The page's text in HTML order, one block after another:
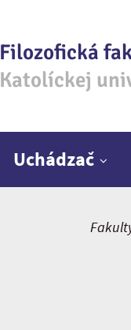
Filozofická
Katolíckej
Uchádzač